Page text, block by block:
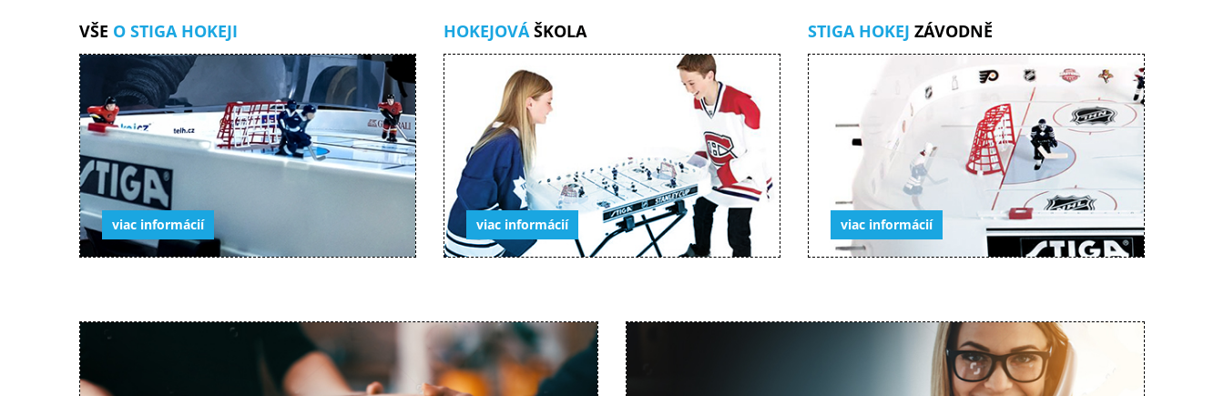
VŠE O STIGA HOKEJI
viac informácií
HOKEJOVÁŠKOLA
viac informácií
STIGA HOKEJ ZÁVODNĚ
viac informácií